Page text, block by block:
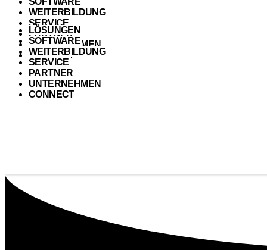
WEITERBILDUNG
SERVICE
PARTNER
UNTERNEHMEN
CONNECT
LÖSUNGEN
SOFTWARE
WEITERBILDUNG
SERVICE
PARTNER
UNTERNEHMEN
CONNECT